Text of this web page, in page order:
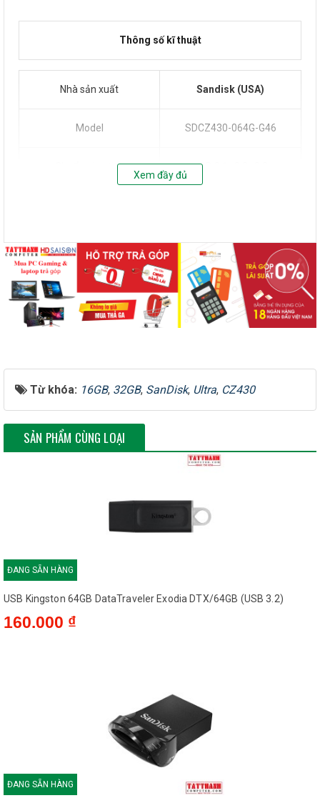
Thông số kĩ thuật
Nhà sản xuất Sandisk (USA)
Model SDCZ430-064G-G46
Chuẩn giao tiếp USB 3.1 ; 3.0 ; 2.0
Tốc độ đọc ~ 130 MB/s
Tốc độ ghi ~ 15 MB/s
USB 3.1 Sandisk Ultra Fit CZ430
Di chuyển, lưu trữ và chia sẻ tập tin
nhanh hơn mười lần
Với tốc độ đọc lên đến 130 MB/s nhanh
USB SanDisk Ultra Fit USB 3.1 CZ430
Flash Drive cho phép bạn di chuyển, lưu
trữ và chia sẻ thông tin yêu thích của
lượng lên đến 256GB, mở rộng tối đa
không gian lưu trữ cho thiết bị của bạn
một cách nhanh chóng hoặc di chuyển
các tập tin giữa các máy tính xách tay,
máy tính bảng, máy chơi game, TV, hệ
giây. Ngoài ra, USB SanDisk Ultra Fit
USB 3.1 CZ430 Flash Drive tương thích
ngượcvới cổng USB 2.0 giúp bạn sử
dụng với bất kì thiết bị nào có hỗ trợ
cổng USB
Xem đầy đủ
Từ khóa: 16GB, 32GB, SanDisk, Ultra, CZ430
SẢN PHẨM CÙNG LOẠI
ĐANG SẴN HÀNG
USB Kingston 64GB DataTraveler Exodia DTX/64GB (USB 3.2)
160.000 ₫
ĐANG SẴN HÀNG